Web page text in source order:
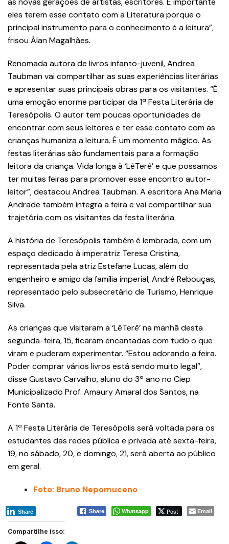
eles terem esse contato com a Literatura porque o
principal instrumento para o conhecimento é a leitura”,
frisou Álan Magalhães.
Renomada autora de livros infanto-juvenil, Andrea
Taubman vai compartilhar as suas experiências literárias
e apresentar suas principais obras para os visitantes. “É
uma emoção enorme participar da 1ª Festa Literária de
Teresópolis. O autor tem poucas oportunidades de
encontrar com seus leitores e ter esse contato com as
crianças humaniza a leitura. É um momento mágico. As
festas literárias são fundamentais para a formação
leitora da criança. Vida longa à ‘LêTerê’ e que possamos
ter muitas feiras para promover esse encontro autor-
leitor”, destacou Andrea Taubman. A escritora Ana Maria
Andrade também integra a feira e vai compartilhar sua
trajetória com os visitantes da festa literária.
A história de Teresópolis também é lembrada, com um
espaço dedicado à imperatriz Teresa Cristina,
representada pela atriz Estefane Lucas, além do
engenheiro e amigo da família imperial, André Rebouças,
representado pelo subsecretário de Turismo, Henrique
Silva.
As crianças que visitaram a ‘LêTerê’ na manhã desta
segunda-feira, 15, ficaram encantadas com tudo o que
viram e puderam experimentar. “Estou adorando a feira.
Poder comprar vários livros está sendo muito legal”,
disse Gustavo Carvalho, aluno do 3º ano no Ciep
Municipalizado Prof. Amaury Amaral dos Santos, na
Fonte Santa.
A 1ª Festa Literária de Teresópolis será voltada para os
estudantes das redes pública e privada até sexta-feira,
19, no sábado, 20, e domingo, 21, será aberta ao público
em geral.
Foto: Bruno Nepomuceno
Share Whatsapp Post Email
Share
Compartilhe isso: